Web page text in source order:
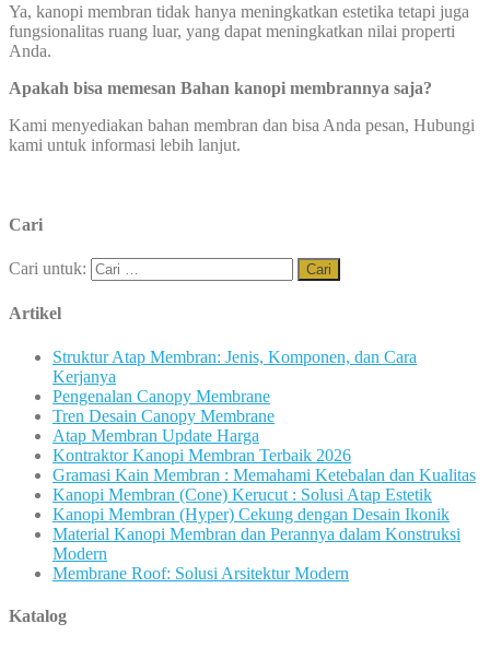
Ya, kanopi membran tidak hanya meningkatkan estetika tetapi juga
fungsionalitas ruang luar, yang dapat meningkatkan nilai properti
Anda.
Apakah bisa memesan Bahan kanopi membrannya saja?
Kami menyediakan bahan membran dan bisa Anda pesan, Hubungi
kami untuk informasi lebih lanjut.
Cari
Cari untuk:
Artikel
Struktur Atap Membran: Jenis, Komponen, dan Cara
Kerjanya
Pengenalan Canopy Membrane
Tren Desain Canopy Membrane
Atap Membran Update Harga
Kontraktor Kanopi Membran Terbaik 2026
Gramasi Kain Membran : Memahami Ketebalan dan Kualitas
Kanopi Membran (Cone) Kerucut : Solusi Atap Estetik
Kanopi Membran (Hyper) Cekung dengan Desain Ikonik
Material Kanopi Membran dan Perannya dalam Konstruksi
Modern
Membrane Roof: Solusi Arsitektur Modern
Katalog